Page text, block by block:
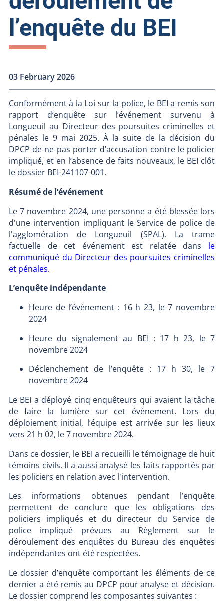
l’enquête du BEI
03 February 2026
Conformément à la Loi sur la police, le BEI a remis son
rapport d’enquête sur l’événement survenu à
Longueuil au Directeur des poursuites criminelles et
pénales le 9 mai 2025. À la suite de la décision du
DPCP de ne pas porter d’accusation contre le policier
impliqué, et en l’absence de faits nouveaux, le BEI clôt
le dossier BEI-241107-001.
Résumé de l’événement
Le 7 novembre 2024, une personne a été blessée lors
d'une intervention impliquant le Service de police de
l'agglomération de Longueuil (SPAL). La trame
factuelle de cet événement est relatée dans le
communiqué du Directeur des poursuites criminelles
et pénales.
L’enquête indépendante
Heure de l’événement : 16 h 23, le 7 novembre
2024
Heure du signalement au BEI : 17 h 23, le 7
novembre 2024
Déclenchement de l’enquête : 17 h 30, le 7
novembre 2024
Le BEI a déployé cinq enquêteurs qui avaient la tâche
de faire la lumière sur cet événement. Lors du
déploiement initial, l’équipe est arrivée sur les lieux
vers 21 h 02, le 7 novembre 2024.
Dans ce dossier, le BEI a recueilli le témoignage de huit
témoins civils. Il a aussi analysé les faits rapportés par
les policiers en relation avec l'intervention.
Les informations obtenues pendant l’enquête
permettent de conclure que les obligations des
policiers impliqués et du directeur du Service de
police impliqué prévues au Règlement sur le
déroulement des enquêtes du Bureau des enquêtes
indépendantes ont été respectées.
Le dossier d’enquête comportant les éléments de ce
dernier a été remis au DPCP pour analyse et décision.
Le dossier comprend les composantes suivantes :